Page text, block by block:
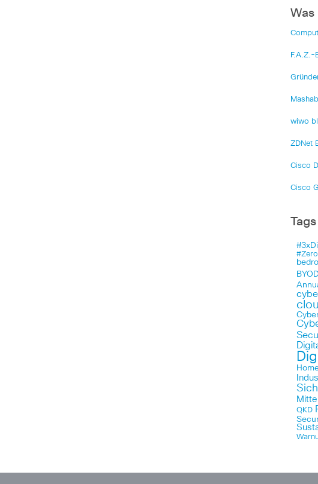
Was
F.A.Z.-
wiwo
ZDNet
Cisco
Cisco
Tags
BYOD
QKD